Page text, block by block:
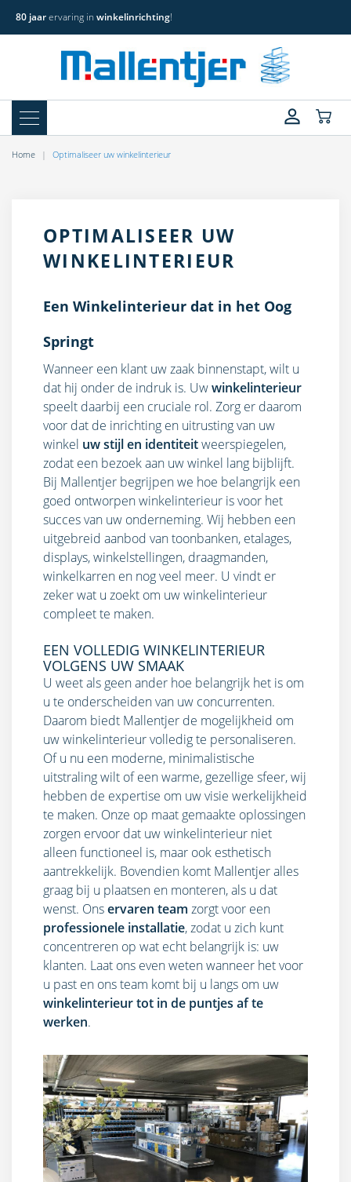
80 jaarervaring in winkelinrichting!
Home Optimaliseer uw winkelinterieur
OPTIMALISEER UW
WINKELINTERIEUR
Een Winkelinterieur dat in het Oog
Springt
Wanneer een klant uw zaak binnenstapt, wilt u
dat hij onder de indruk is. Uwwinkelinterieur
speelt daarbij een cruciale rol. Zorg er daarom
voor dat de inrichting en uitrusting van uw
winkel uw stijl en identiteitweerspiegelen,
zodat een bezoek aan uw winkel lang bijblijft.
Bij Mallentjer begrijpen we hoe belangrijk een
goed ontworpen winkelinterieur is voor het
succes van uw onderneming. Wij hebben een
uitgebreid aanbod van toonbanken, etalages,
displays, winkelstellingen, draagmanden,
winkelkarren en nog veel meer. U vindt er
zeker wat u zoekt om uwwinkelinterieur
compleet te maken.
EEN VOLLEDIG WINKELINTERIEUR
VOLGENS UW SMAAK
U weet als geen ander hoe belangrijk het is om
u te onderscheiden van uw concurrenten.
Daarom biedt Mallentjer de mogelijkheid om
uw winkelinterieur volledig te personaliseren.
Of u nu een moderne, minimalistische
uitstraling wilt of een warme, gezellige sfeer, wij
hebben de expertise om uw visie werkelijkheid
te maken. Onze op maat gemaakte oplossingen
zorgen ervoor dat uw winkelinterieur niet
alleen functioneel is, maar ook esthetisch
aantrekkelijk. Bovendien komt Mallentjer alles
graag bij u plaatsen en monteren, als u dat
wenst. Onservaren team zorgt voor een
professionele installatie, zodat u zich kunt
concentreren op wat echt belangrijk is: uw
klanten. Laat ons even weten wanneer het voor
u past en ons team komt bij u langs om uw
winkelinterieur tot in de puntjes af te
werken.